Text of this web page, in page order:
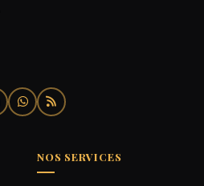
NOS SERVICES